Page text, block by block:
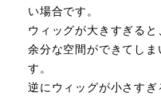
い場合です。
ウィッグが大きすぎる
余分な空間ができてし
す。
逆にウィッグが小さす